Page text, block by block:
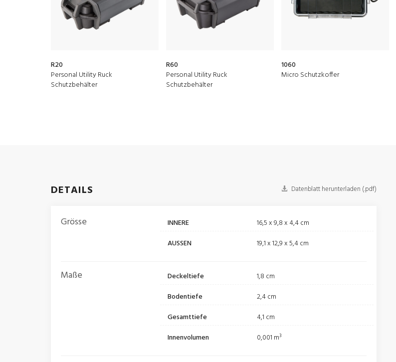
R20
Personal Utility Ruck
Schutzbehälter
R60
Personal Utility Ruck
Schutzbehälter
1060
Micro Schutzkoffer
DETAILS Datenblatt herunterladen (.pdf)
Grösse INNERE
16,5 x 9,8 x 4,4 cm
AUSSEN
19,1 x 12,9 x 5,4 cm
Maße Deckeltiefe
1,8 cm
Bodentiefe
2,4 cm
Gesamttiefe
4,1 cm
Innenvolumen
0,001 m³